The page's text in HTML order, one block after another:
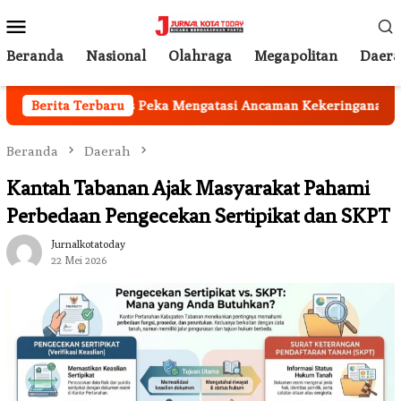
ke
kontenMobile
Beranda Nasional Olahraga Megapolitan
Berita Terbaru
Garut Harus Peka Mengatasi Ancaman Kekeringana
Beranda Daerah
Kantah Tabanan Ajak Masyarakat Pahami
Perbedaan Pengecekan Sertipikat dan SKPT
Jurnalkotatoday
22 Mei 2026